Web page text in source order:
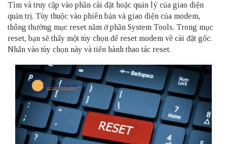
Tìm và truy cập vào phần cài đặt hoặc quản lý của giao diện
quản trị. Tùy thuộc vào phiên bản và giao diện của modem,
thông thường mục reset nằm ở phần System Tools. Trong mục
reset, bạn sẽ thấy một tùy chọn để reset modem về cài đặt gốc.
Nhấn vào tùy chọn này và tiến hành thao tác reset.